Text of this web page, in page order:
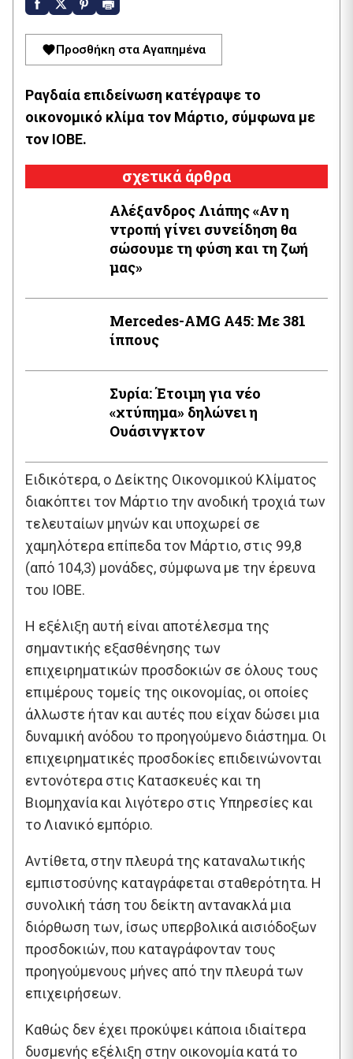
Προσθήκη στα Αγαπημένα
Ραγδαία επιδείνωση κατέγραψε το
οικονομικό κλίμα τον Μάρτιο, σύμφωνα με
τον ΙΟΒΕ.
σχετικά άρθρα
Αλέξανδρος Λιάπης «Αν η
ντροπή γίνει συνείδηση θα
σώσουμε τη φύση και τη ζωή
μας»
Mercedes-AMG Α45: Με 381
ίππους
Συρία: Έτοιμη για νέο
«χτύπημα» δηλώνει η
Ουάσινγκτον
Ειδικότερα, ο Δείκτης Οικονομικού Κλίματος
διακόπτει τον Μάρτιο την ανοδική τροχιά των
τελευταίων μηνών και υποχωρεί σε
χαμηλότερα επίπεδα τον Μάρτιο, στις 99,8
(από 104,3) μονάδες, σύμφωνα με την έρευνα
του ΙΟΒΕ.
Η εξέλιξη αυτή είναι αποτέλεσμα της
σημαντικής εξασθένησης των
επιχειρηματικών προσδοκιών σε όλους τους
επιμέρους τομείς της οικονομίας, οι οποίες
άλλωστε ήταν και αυτές που είχαν δώσει μια
δυναμική ανόδου το προηγούμενο διάστημα. Οι
επιχειρηματικές προσδοκίες επιδεινώνονται
εντονότερα στις Κατασκευές και τη
Βιομηχανία και λιγότερο στις Υπηρεσίες και
το Λιανικό εμπόριο.
Αντίθετα, στην πλευρά της καταναλωτικής
εμπιστοσύνης καταγράφεται σταθερότητα. Η
συνολική τάση του δείκτη αντανακλά μια
διόρθωση των, ίσως υπερβολικά αισιόδοξων
προσδοκιών, που καταγράφονταν τους
προηγούμενους μήνες από την πλευρά των
επιχειρήσεων.
Καθώς δεν έχει προκύψει κάποια ιδιαίτερα
δυσμενής εξέλιξη στην οικονομία κατά το